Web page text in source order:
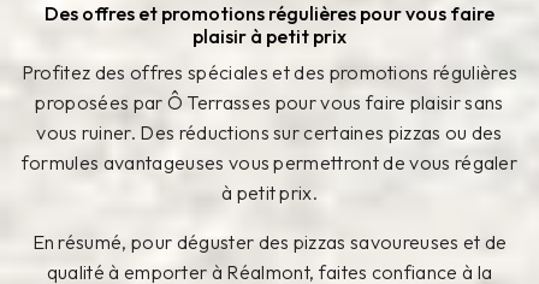
Des offres et promotions régulières pour vous faire
plaisir à petit prix
Profitez des offres spéciales et des promotions régulières
proposées par Ô Terrasses pour vous faire plaisir sans
vous ruiner. Des réductions sur certaines pizzas ou des
formules avantageuses vous permettront de vous régaler
à petit prix.
En résumé, pour déguster des pizzas savoureuses et de
qualité à emporter à Réalmont, faites confiance à la